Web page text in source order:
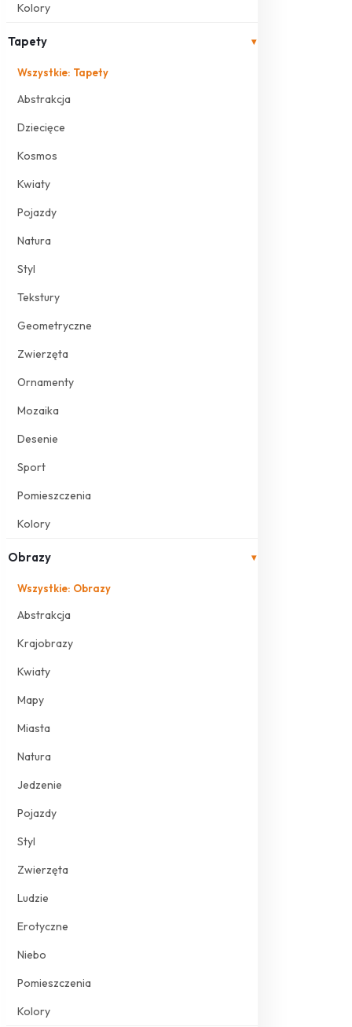
Kolory
Tapety ▾
Wszystkie: Tapety
Abstrakcja
Dziecięce
Kosmos
Kwiaty
Pojazdy
Natura
Styl
Tekstury
Geometryczne
Zwierzęta
Ornamenty
Mozaika
Desenie
Sport
Pomieszczenia
Kolory
Obrazy ▾
Wszystkie: Obrazy
Abstrakcja
Krajobrazy
Kwiaty
Mapy
Miasta
Natura
Jedzenie
Pojazdy
Styl
Zwierzęta
Ludzie
Erotyczne
Niebo
Pomieszczenia
Kolory